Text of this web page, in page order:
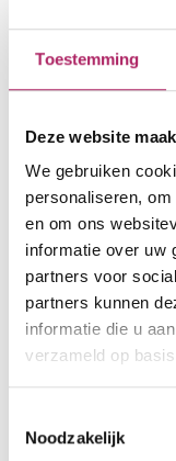
Toestemming
Deze website
We gebruiken
personaliseren,
en om ons
informatie over uw
partners voor
partners kunnen
informatie die u
verzameld op
Noodzakelijk
di
wo
zo